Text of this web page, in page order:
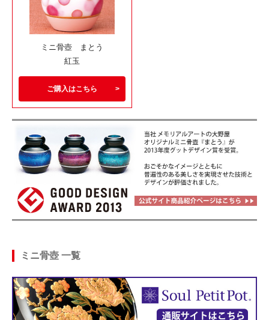
ミニ骨壺 まとう
紅玉
ご購入はこちら
ミニ骨壺 一覧